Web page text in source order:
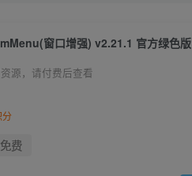
窗口增强) v2.21.1 官方绿色版
源，请付费后查看
分
免费